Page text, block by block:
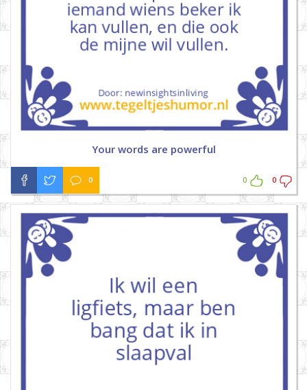
Your words are powerful
0 0 0